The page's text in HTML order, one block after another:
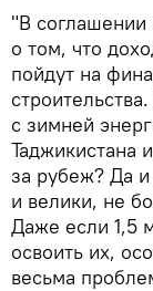
"В соглашении
о том, что
пойдут на
с зимней
Таджикистана
за рубеж? Да
и велики, не
Даже если 1,5
освоить их,
весьма